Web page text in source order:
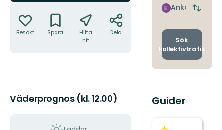
Besökt Spara
Hitta
hit
Dela
Väderprognos (kl. 12.00)
Ankomst
B
Byt
och
Sök
kollektivtrafik
Guider